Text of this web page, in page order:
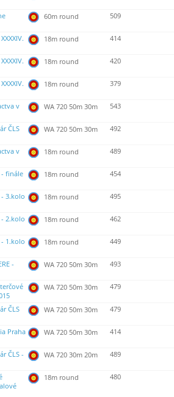
60m round 509
18m round 414
18m round 420
18m round 379
v
WA 720 50m 30m 543
ČLS
WA 720 50m 30m 492
v
18m round 489
- finále 18m round 454
3.kolo 18m round 495
2.kolo 18m round 462
1.kolo 18m round 449
-
WA 720 50m 30m 493
WA 720 50m 30m 479
ČLS
WA 720 50m 30m 479
Praha
WA 720 50m 30m 414
ČLS -
WA 720 30m 20m 489
18m round 480